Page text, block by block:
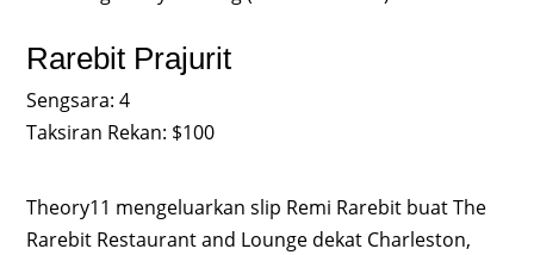
Rarebit Prajurit
Sengsara: 4
Taksiran Rekan: $100
Theory11 mengeluarkan slip Remi Rarebit buat The
Rarebit Restaurant and Lounge dekat Charleston,